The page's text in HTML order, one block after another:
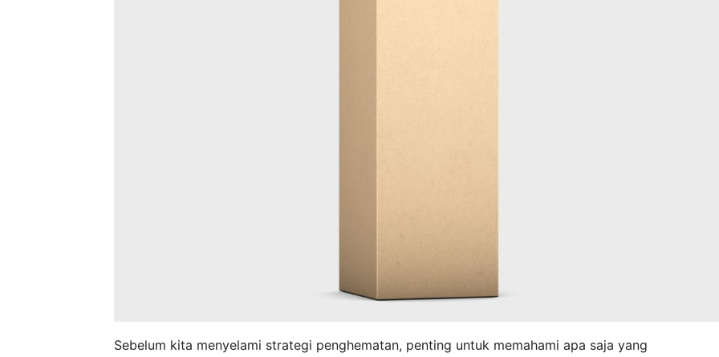
Sebelum kita menyelami strategi penghematan, penting untuk memahami apa saja yang